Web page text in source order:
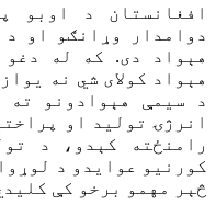
افغانستان د اوبو
دوامدار وړانګو او
هېواد دی. که له
هېواد کولای شي نه
د سیمې هېوادونو
انرژۍ تولید او
رامنځته کېدو، د
کورنیو عوایدو د
څېر مهمو برخو کې